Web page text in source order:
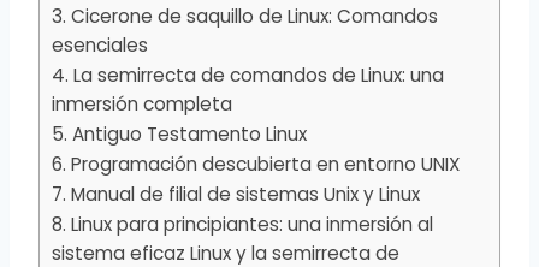
3. Cicerone de saquillo de Linux: Comandos
esenciales
4. La semirrecta de comandos de Linux: una
inmersión completa
5. Antiguo Testamento Linux
6. Programación descubierta en entorno UNIX
7. Manual de filial de sistemas Unix y Linux
8. Linux para principiantes: una inmersión al
sistema eficaz Linux y la semirrecta de